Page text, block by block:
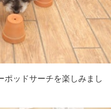
ポッドサーチを楽しみまし